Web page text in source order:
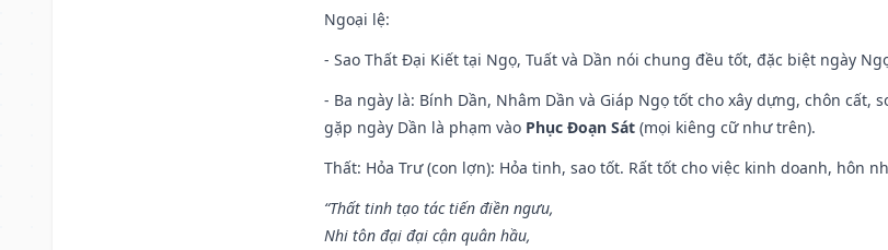
Ngoại lệ:
- Sao Thất Đại Kiết tại Ngọ, Tuất và Dần nói chung đều tốt, đặc biệt ngày
- Ba ngày là: Bính Dần, Nhâm Dần và Giáp Ngọ tốt cho xây dựng, chôn
gặp ngày Dần là phạm vào Phục Đoạn Sát (mọi kiêng cữ như trên).
Thất: Hỏa Trư (con lợn): Hỏa tinh, sao tốt. Rất tốt cho việc kinh doanh, hôn
“Thất tinh tạo tác tiến điền ngưu,
Nhi tôn đại đại cận quân hầu,